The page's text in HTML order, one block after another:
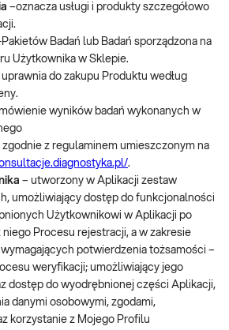
–oznacza usługi i produkty szczegółowo
Badań lub Badań sporządzona na
Użytkownika w Sklepie.
do zakupu Produktu według
wyników badań wykonanych w
zgodnie z regulaminem umieszczonym na
.
– utworzony w Aplikacji zestaw
umożliwiający dostęp do funkcjonalności
Użytkownikowi w Aplikacji po
Procesu rejestracji, a w zakresie
potwierdzenia tożsamości –
weryfikacji; umożliwiający jego
dostęp do wyodrębnionej części Aplikacji,
danymi osobowymi, zgodami,
korzystanie z Mojego Profilu